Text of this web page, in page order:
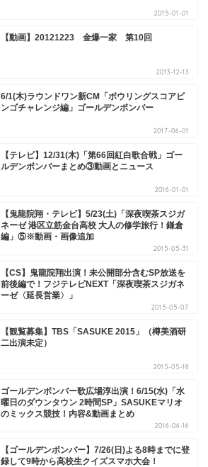
2015-01-01
【動画】20121223 金爆一家 第10回
2013-12-13
6/1(木)ラウンドワン新CM「ボウリングスコアビ
ンゴチャレンジ編」ゴールデンボンバー
2017-06-01
【テレビ】12/31(木)「第66回紅白歌合戦」ゴー
ルデンボンバーまとめ③動画とニュース
2016-01-01
【鬼龍院翔・テレビ】5/23(土)「深夜喫茶スジガ
ネーゼ 港区立筋金台高校 大人の修学旅行！鎌倉
編」⑤※動画・画像追加
2015-05-31
【CS】鬼龍院翔出演！未公開部分含むSP放送を
前後編で！フジテレビNEXT「深夜喫茶スジガネ
ーゼ〈延長営業〉」
2015-05-07
【観覧募集】TBS「SASUKE 2015」（樽美酒研
二出演未定）
2015-05-18
ゴールデンボンバー歌広場淳出演！6/15(水)「水
曜日のダウンタウン 2時間SP」SASUKEマリオ
のミックス競技！内容&動画まとめ
2016-06-16
【ゴールデンボンバー】7/26(日)よる8時までに登
録して9時から高校生クイズスマホ大会！